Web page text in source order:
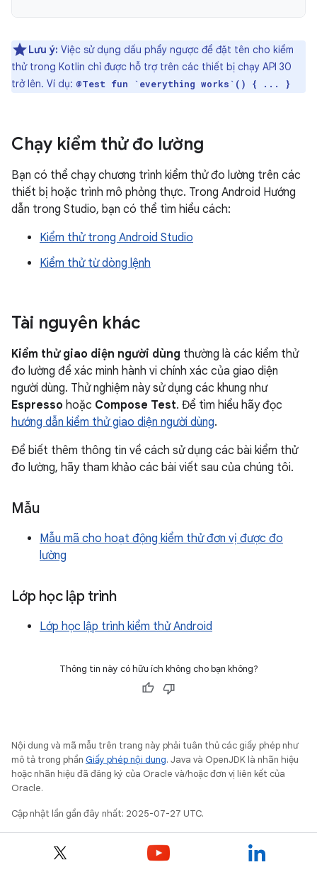
Lưu ý: Việc sử dụng dấu phẩy ngược để đặt tên cho kiểm
thử trong Kotlin chỉ được hỗ trợ trên các thiết bị chạy API 30
trở lên. Ví dụ: @Test fun `everything works`() { ... }
Chạy kiểm thử đo lường
Bạn có thể chạy chương trình kiểm thử đo lường trên các
thiết bị hoặc trình mô phỏng thực. Trong Android Hướng
dẫn trong Studio, bạn có thể tìm hiểu cách:
Kiểm thử trong Android Studio
Kiểm thử từ dòng lệnh
Tài nguyên khác
Kiểm thử giao diện người dùng thường là các kiểm thử
đo lường để xác minh hành vi chính xác của giao diện
người dùng. Thử nghiệm này sử dụng các khung như
Espresso hoặc Compose Test. Để tìm hiểu hãy đọc
hướng dẫn kiểm thử giao diện người dùng.
Để biết thêm thông tin về cách sử dụng các bài kiểm thử
đo lường, hãy tham khảo các bài viết sau của chúng tôi.
Mẫu
Mẫu mã cho hoạt động kiểm thử đơn vị được đo
lường
Lớp học lập trình
Lớp học lập trình kiểm thử Android
Thông tin này có hữu ích không cho bạn không?
Nội dung và mã mẫu trên trang này phải tuân thủ các giấy phép như
mô tả trong phần Giấy phép nội dung. Java và OpenJDK là nhãn hiệu
hoặc nhãn hiệu đã đăng ký của Oracle và/hoặc đơn vị liên kết của
Oracle.
Cập nhật lần gần đây nhất: 2025-07-27 UTC.